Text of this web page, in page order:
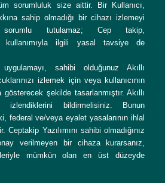
sorumluluk size aittir. Bir Kullanıcı,
sahip olmadığı bir cihazı izlemeyi
tutulamaz; Cep takip,
kullanımıyla ilgili yasal tavsiye de
sahibi olduğunuz Akıllı
izlemek için veya kullanıcının
şekilde tasarlanmıştır. Akıllı
izlendiklerini bildirmelisiniz. Bunun
federal ve/veya eyalet yasalarının ihlal
Yazılımını sahibi olmadığınız
verilmeyen bir cihaza kurarsanız,
mümkün olan en üst düzeyde